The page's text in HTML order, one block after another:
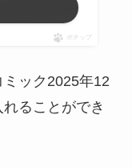
ポチップ
ック2025年12
ることができ